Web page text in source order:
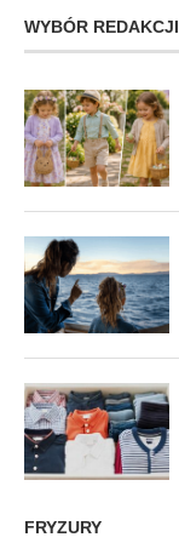
WYBÓR REDAKCJI
FRYZURY